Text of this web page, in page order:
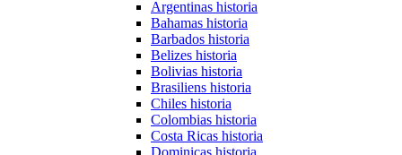
Argentinas historia
Bahamas historia
Barbados historia
Belizes historia
Bolivias historia
Brasiliens historia
Chiles historia
Colombias historia
Costa Ricas historia
Dominicas historia